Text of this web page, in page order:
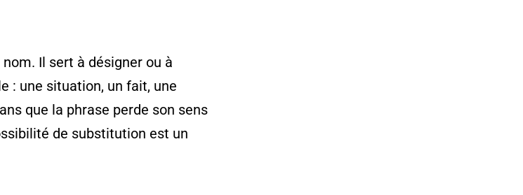
Il sert à désigner ou à
: une situation, un fait, une
que la phrase perde son sens
de substitution est un